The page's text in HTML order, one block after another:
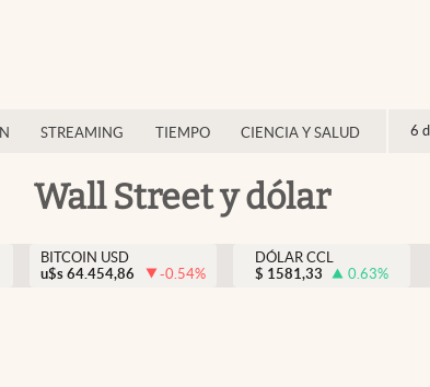
STREAMING TIEMPO CIENCIA Y SALUD 6
Wall Street y dólar
BITCOIN USD
u$s 64.454,86 -0.54%
DÓLAR CCL
$ 1581,33 0.63%